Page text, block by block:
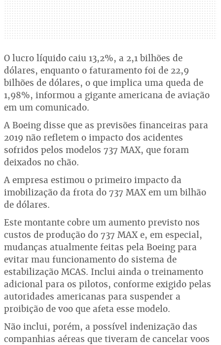
O lucro líquido caiu 13,2%, a 2,1 bilhões de
dólares, enquanto o faturamento foi de 22,9
bilhões de dólares, o que implica uma queda de
1,98%, informou a gigante americana de aviação
em um comunicado.
A Boeing disse que as previsões financeiras para
2019 não refletem o impacto dos acidentes
sofridos pelos modelos 737 MAX, que foram
deixados no chão.
A empresa estimou o primeiro impacto da
imobilização da frota do 737 MAX em um bilhão
de dólares.
Este montante cobre um aumento previsto nos
custos de produção do 737 MAX e, em especial,
mudanças atualmente feitas pela Boeing para
evitar mau funcionamento do sistema de
estabilização MCAS. Inclui ainda o treinamento
adicional para os pilotos, conforme exigido pelas
autoridades americanas para suspender a
proibição de voo que afeta esse modelo.
Não inclui, porém, a possível indenização das
companhias aéreas que tiveram de cancelar voos